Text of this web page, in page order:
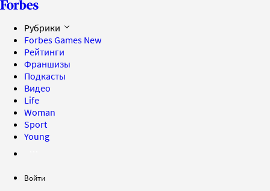
Рубрики
Forbes Games New
Рейтинги
Франшизы
Подкасты
Видео
Life
Woman
Sport
Young
Войти